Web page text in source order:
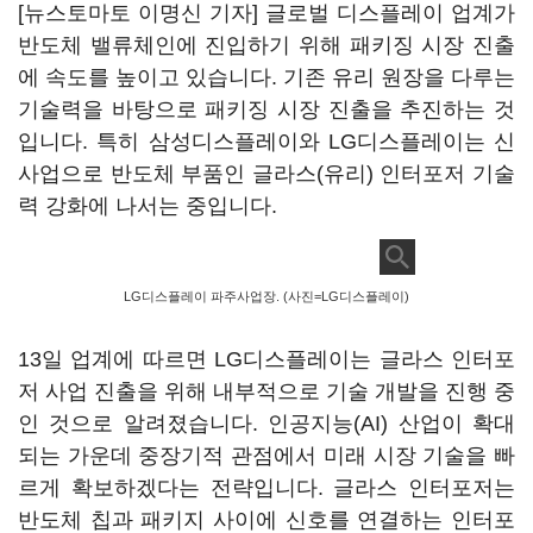
[뉴스토마토 이명신 기자] 글로벌 디스플레이 업계가
반도체 밸류체인에 진입하기 위해 패키징 시장 진출
에 속도를 높이고 있습니다. 기존 유리 원장을 다루는
기술력을 바탕으로 패키징 시장 진출을 추진하는 것
입니다. 특히 삼성디스플레이와 LG디스플레이는 신
사업으로 반도체 부품인 글라스(유리) 인터포저 기술
력 강화에 나서는 중입니다.
LG디스플레이 파주사업장. (사진=LG디스플레이)
13일 업계에 따르면 LG디스플레이는 글라스 인터포
저 사업 진출을 위해 내부적으로 기술 개발을 진행 중
인 것으로 알려졌습니다. 인공지능(AI) 산업이 확대
되는 가운데 중장기적 관점에서 미래 시장 기술을 빠
르게 확보하겠다는 전략입니다. 글라스 인터포저는
반도체 칩과 패키지 사이에 신호를 연결하는 인터포